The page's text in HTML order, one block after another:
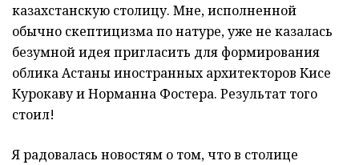
казахстанскую столицу. Мне, исполненной
обычно скептицизма по натуре, уже не казалась
безумной идея пригласить для формирования
облика Астаны иностранных архитекторов Кисе
Курокаву и Норманна Фостера. Результат того
стоил!
Я радовалась новостям о том, что в столице